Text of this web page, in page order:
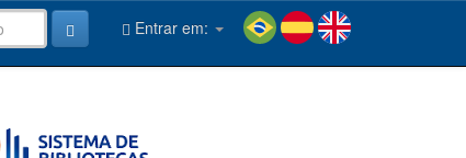
Entrar em: